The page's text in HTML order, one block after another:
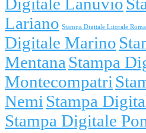
Lariano Stampa Digitale Litorale
Digitale Marino
Mentana Stampa
Montecompatri
Nemi Stampa
Stampa Digitale